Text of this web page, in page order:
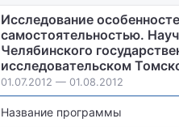
Исследование
самостоятельностью.
Челябинского
исследовательском
01.07.2012 — 01.08.2012
Название программы